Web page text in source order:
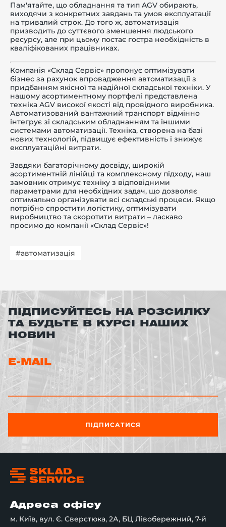
Пам'ятайте, що обладнання та тип AGV обирають,
виходячи з конкретних завдань та умов експлуатації
на тривалий строк. До того ж, автоматизація
призводить до суттєвого зменшення людського
ресурсу, але при цьому постає гостра необхідність в
кваліфікованих працівниках.
Компанія «Склад Сервіс» пропонує оптимізувати
бізнес за рахунок впровадження автоматизації з
придбанням якісної та надійної складської техніки. У
нашому асортиментному портфелі представлена
техніка AGV високої якості від провідного виробника.
Автоматизований вантажний транспорт відмінно
інтегрує зі складським обладнанням та іншими
системами автоматизації. Техніка, створена на базі
нових технологій, підвищує ефективність і знижує
експлуатаційні витрати.
Завдяки багаторічному досвіду, широкій
асортиментній лінійці та комплексному підходу, наш
замовник отримує техніку з відповідними
параметрами для необхідних задач, що дозволяє
оптимально організувати всі складські процеси. Якщо
потрібно спростити логістику, оптимізувати
виробництво та скоротити витрати – ласкаво
просимо до компанії «Склад Сервіс»!
#автоматизація
ПІДПИСУЙТЕСЬ НА РОЗСИЛКУ
ТА БУДЬТЕ В КУРСІ НАШИХ
НОВИН
E-MAIL
ПІДПИСАТИСЯ
Адреса офісу
м. Київ, вул. Є. Сверстюка, 2А, БЦ Лівобережний, 7-й